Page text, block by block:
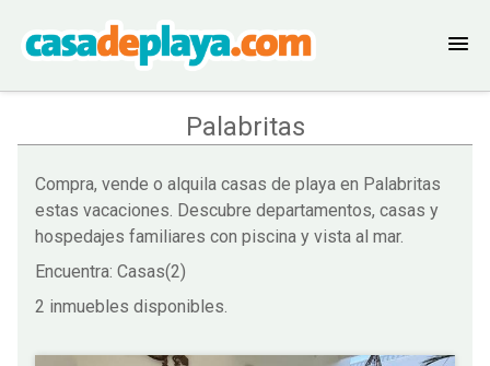
Palabritas
Compra, vende o alquila casas de playa en Palabritas
estas vacaciones. Descubre departamentos, casas y
hospedajes familiares con piscina y vista al mar.
Encuentra: Casas(2)
2 inmuebles disponibles.